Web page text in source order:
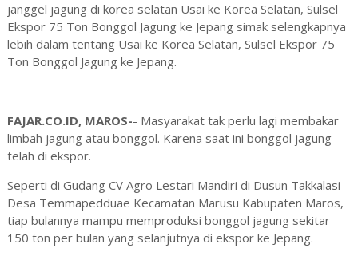
janggel jagung di korea selatan Usai ke Korea Selatan, Sulsel
Ekspor 75 Ton Bonggol Jagung ke Jepang simak selengkapnya
lebih dalam tentang Usai ke Korea Selatan, Sulsel Ekspor 75
Ton Bonggol Jagung ke Jepang.
FAJAR.CO.ID, MAROS-- Masyarakat tak perlu lagi membakar
limbah jagung atau bonggol. Karena saat ini bonggol jagung
telah di ekspor.
Seperti di Gudang CV Agro Lestari Mandiri di Dusun Takkalasi
Desa Temmapedduae Kecamatan Marusu Kabupaten Maros,
tiap bulannya mampu memproduksi bonggol jagung sekitar
150 ton per bulan yang selanjutnya di ekspor ke Jepang.